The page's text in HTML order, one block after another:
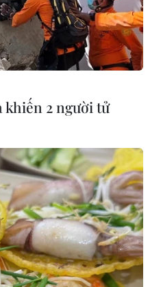
khiến 2 người tử